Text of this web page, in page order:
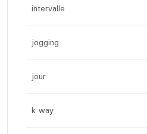
intervalle
jogging
jour
k way